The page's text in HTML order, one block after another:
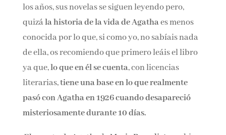
todos por sus novelas de misterio, Planeta ha
reeditado muchas de ellas porque, a lo largo de
los años, sus novelas se siguen leyendo pero,
quizála historia de la vida de Agathaes menos
conocida por lo que, si como yo, no sabíais
nada de ella, os recomiendo que primero leáis
el libro ya que,lo que en él se cuenta, con
licencias literarias,tiene una base en lo que